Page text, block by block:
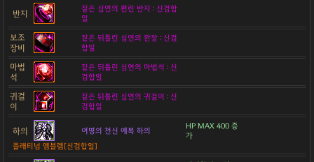
반지
짙은 심연의 편린 반지 : 신검합
일
보조
장비
짙은 뒤틀린 심연의 완장 : 신검
합일
마법
석
짙은 뒤틀린 심연의 마법석 : 신
검합일
귀걸
이
짙은 뒤틀린 심연의 귀걸이 : 신
검합일
하의 여명의 천신 예복 하의
HP MAX 400 증
가
플래티넘 엠블렘[신검합일]